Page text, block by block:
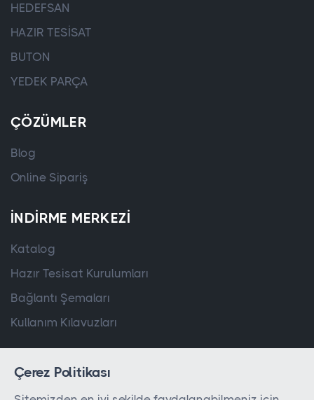
HEDEFSAN
HAZIR TESİSAT
BUTON
YEDEK PARÇA
ÇÖZÜMLER
Blog
Online Sipariş
İNDIRME MERKEZI
Katalog
Hazır Tesisat Kurulumları
Bağlantı Şemaları
Kullanım Kılavuzları
Çerez Politikası